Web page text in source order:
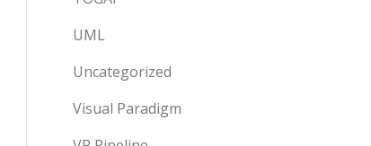
UML
Uncategorized
Visual Paradigm